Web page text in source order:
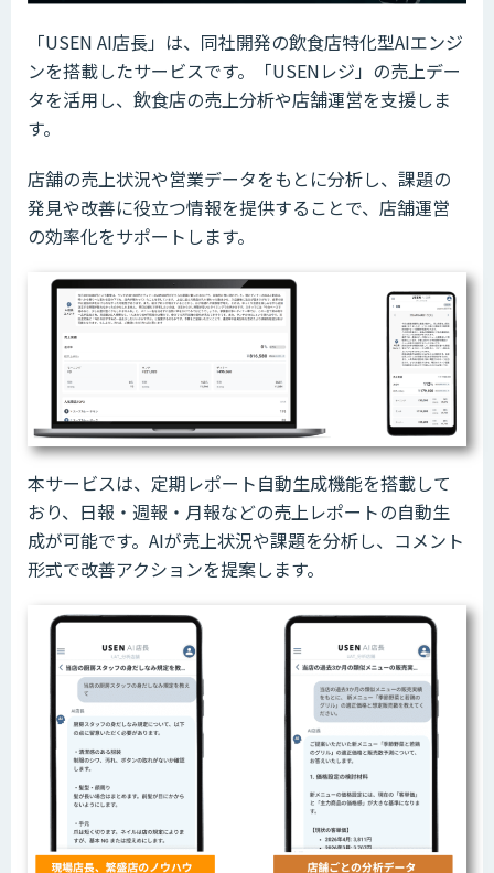
「USEN AI店長」は、同社開発の飲食店特化型AIエンジ
ンを搭載したサービスです。「USENレジ」の売上デー
タを活用し、飲食店の売上分析や店舗運営を支援しま
す。
店舗の売上状況や営業データをもとに分析し、課題の
発見や改善に役立つ情報を提供することで、店舗運営
の効率化をサポートします。
本サービスは、定期レポート自動生成機能を搭載して
おり、日報・週報・月報などの売上レポートの自動生
成が可能です。AIが売上状況や課題を分析し、コメント
形式で改善アクションを提案します。